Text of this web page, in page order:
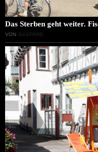
Das Sterben geht weiter.
VON GASPARD